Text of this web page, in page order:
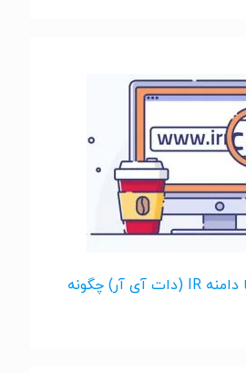
تبلیغ در گوگل با دامنه IR (دات آی‌ آر) چگونه